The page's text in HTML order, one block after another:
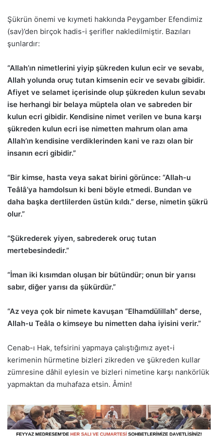
Şükrün önemi ve kıymeti hakkında Peygamber Efendimiz
(sav)’den birçok hadis-i şerifler nakledilmiştir. Bazıları
şunlardır:
“Allah’ın nimetlerini yiyip şükreden kulun ecir ve sevabı,
Allah yolunda oruç tutan kimsenin ecir ve sevabı gibidir.
Afiyet ve selamet içerisinde olup şükreden kulun sevabı
ise herhangi bir belaya müptela olan ve sabreden bir
kulun ecri gibidir. Kendisine nimet verilen ve buna karşı
şükreden kulun ecri ise nimetten mahrum olan ama
Allah’ın kendisine verdiklerinden kani ve razı olan bir
insanın ecri gibidir.”
“Bir kimse, hasta veya sakat birini görünce: “Allah-u
Teâlâ’ya hamdolsun ki beni böyle etmedi. Bundan ve
daha başka dertlilerden üstün kıldı.” derse, nimetin şükrü
olur.”
“Şükrederek yiyen, sabrederek oruç tutan
mertebesindedir.”
“İman iki kısımdan oluşan bir bütündür; onun bir yarısı
sabır, diğer yarısı da şükürdür.”
“Az veya çok bir nimete kavuşan “Elhamdülillah” derse,
Allah-u Teâla o kimseye bu nimetten daha iyisini verir.”
Cenab-ı Hak, tefsirini yapmaya çalıştığımız ayet-i
kerimenin hürmetine bizleri zikreden ve şükreden kullar
zümresine dâhil eylesin ve bizleri nimetine karşı nankörlük
yapmaktan da muhafaza etsin. Âmin!